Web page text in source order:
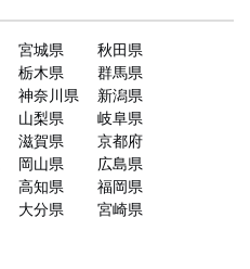
宮城県
秋田県
栃木県
群馬県
神奈川県
新潟県
山梨県
岐阜県
滋賀県
京都府
岡山県
広島県
高知県
福岡県
大分県
宮崎県